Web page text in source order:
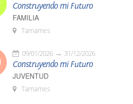
Construyendo mi Futuro
FAMILIA
Tamames
09/01/2026 31/12/2026
Construyendo mi Futuro
JUVENTUD
Tamames